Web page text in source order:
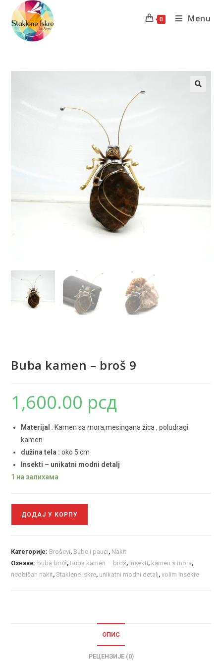
0 Menu
Previous Product
Buba kamen – broš 9
1,600.00 рсд
Materijal : Kamen sa mora,mesingana žica , poludragi
kamen
dužina tela :oko 5 cm
Insekti – unikatni modni detalj
1 на залихама
ДОДАЈ У КОРПУ
Категорије: Broševi, Bube i pauci, Nakit
Ознаке: buba broš, Buba kamen – broš, insekti, kamen s mora,
neobičan nakit,Staklene Iskre, unikatni modni detalj,volim insekte
ОПИС
РЕЦЕНЗИЈЕ (0)